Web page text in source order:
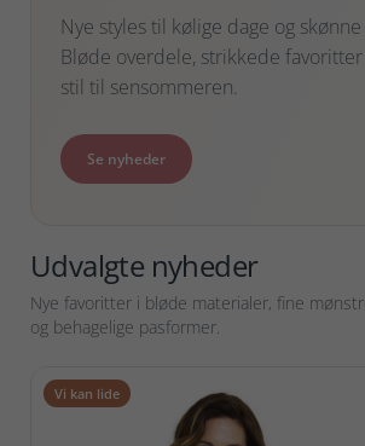
Nye styles til kølige dage og
Bløde overdele, strikkede
stil til sensommeren.
Se nyheder
Udvalgte nyheder
Nye favoritter i bløde materialer, fine
og behagelige pasformer.
Vi kan lide